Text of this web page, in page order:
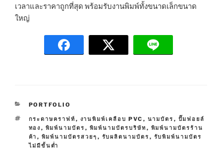
เวลาและราคาถูกที่สุด พร้อมรับงานพิมพ์ทั้งขนาดเล็กขนาด
ใหญ่
C
T
E
G
O
PORTFOLIO
T
A
G
S
กระดาษคราฟท์ , งานพิมพ์เคลือบ PVC , นามบัตร , ปั๊มฟอยล์
ทอง , พิมพ์นามบัตร , พิมพ์นามบัตรบริษัท , พิมพ์นามบัตรร้าน
ค้า , พิมพ์นามบัตรสวยๆ , รับผลิตนามบัตร , รับพิมพ์นามบัตร
ไม่มีขั้นต่ำ